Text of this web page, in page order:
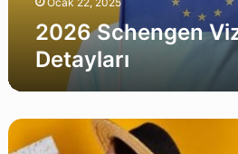
2026 Schengen
Detayları
2026
Vize